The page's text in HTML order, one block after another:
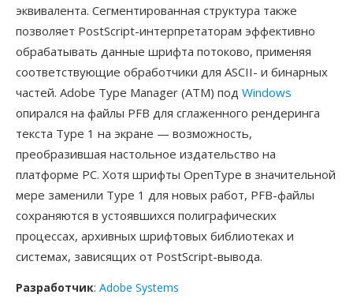
эквивалента. Сегментированная структура также
позволяет PostScript-интерпретаторам эффективно
обрабатывать данные шрифта потоково, применяя
соответствующие обработчики для ASCII- и бинарных
частей. Adobe Type Manager (ATM) под Windows
опирался на файлы PFB для сглаженного рендеринга
текста Type 1 на экране — возможность,
преобразившая настольное издательство на
платформе PC. Хотя шрифты OpenType в значительной
мере заменили Type 1 для новых работ, PFB-файлы
сохраняются в устоявшихся полиграфических
процессах, архивных шрифтовых библиотеках и
системах, зависящих от PostScript-вывода.
Разработчик: Adobe Systems